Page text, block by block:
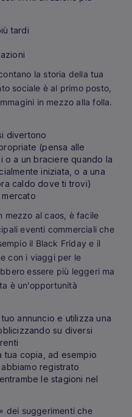
tardi
la storia della tua
sociale è al primo posto,
in mezzo alla folla.
divertono
(pensa alle
o a un braciere quando la
iniziata, o a una
caldo dove ti trovi)
mezzo al caos, è facile
eventi commerciali che
il Black Friday e il
con i viaggi per le
essere più leggeri ma
è un'opportunità
annuncio e utilizza una
su diversi
tua copia, ad esempio
registrato
le stagioni nel
dei suggerimenti che